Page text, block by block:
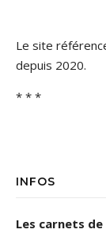
Le site
depuis 2020.
* * *
INFOS
Les carnets de